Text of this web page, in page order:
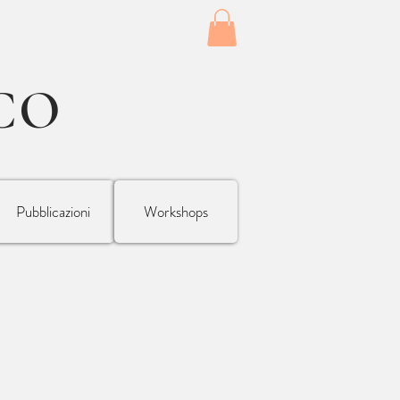
Pubblicazioni Workshops